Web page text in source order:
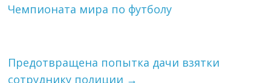
Чемпионата мира по футболу
Предотвращена попытка дачи взятки
сотруднику полиции →